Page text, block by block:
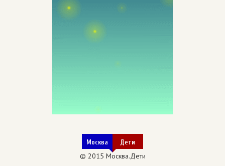
Москва Дети
© 2015 Москва.Дети